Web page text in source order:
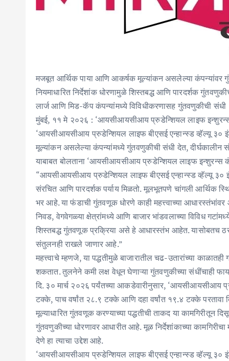
मजबूत आर्थिक पाया आणि आकर्षक मूल्यांकन असलेल्या कंपन्यांवर
नियमाधारित निर्देशांक धोरणामुळे शिस्तबद्ध आणि पारदर्शक
लार्ज आणि मिड-कॅप कंपन्यांमध्ये विविधीकरणासह गुंतवणुकीची संधी
मुंबई, ११ मे २०२६ : ‘आयसीआयसीआय प्रुडेन्शियल लाइफ
‘आयसीआयसीआय प्रुडेन्शियल लाइफ बीएसई एन्हान्स्ड व्हॅल्यू
मूल्यांकन असलेल्या कंपन्यांमध्ये गुंतवणुकीची संधी देत, दीर्घकालीन
याबाबत बोलताना ‘आयसीआयसीआय प्रुडेन्शियल लाइफ इन्शुरन्स
“आयसीआयसीआय प्रुडेन्शियल लाइफ बीएसई एन्हान्स्ड व्हॅल्यू ३०
संरचित आणि पारदर्शक पर्याय मिळतो. मूलभूतपणे चांगली आर्थिक
भर आहे. या फंडाची गुंतवणूक धोरणे काही महत्त्वाच्या
निवड, वेगवेगळ्या क्षेत्रांमध्ये आणि बाजार भांडवलाच्या विविध
शिस्तबद्ध गुंतवणूक प्रक्रिया असे हे आधारस्तंभ आहेत. यासोबतच
संतुलनही राखले जाणार आहे.”
महत्त्वाचे म्हणजे, या पद्धतीमुळे बाजारातील चढ-उतारांच्या
शकतात. तुलनेने कमी लक्ष वेधून घेणाऱ्या गुंतवणुकीच्या संधींचाही
दि. ३० मार्च २०२६ पर्यंतच्या आकडेवारीनुसार, ‘आयसीआयसीआय प्रु
टक्के, पाच वर्षांत २८.९ टक्के आणि दहा वर्षांत १९.४ टक्के परतावा
मूल्याधारित गुंतवणूक करण्याच्या पद्धतीची ताकद या कामगिरीतून
गुंतवणुकीच्या धोरणावर आधारीत आहे. मूळ निर्देशांकाच्या
देणे हा त्याचा उद्देश आहे.
‘आयसीआयसीआय प्रुडेन्शियल लाइफ बीएसई एन्हान्स्ड व्हॅल्यू ३०